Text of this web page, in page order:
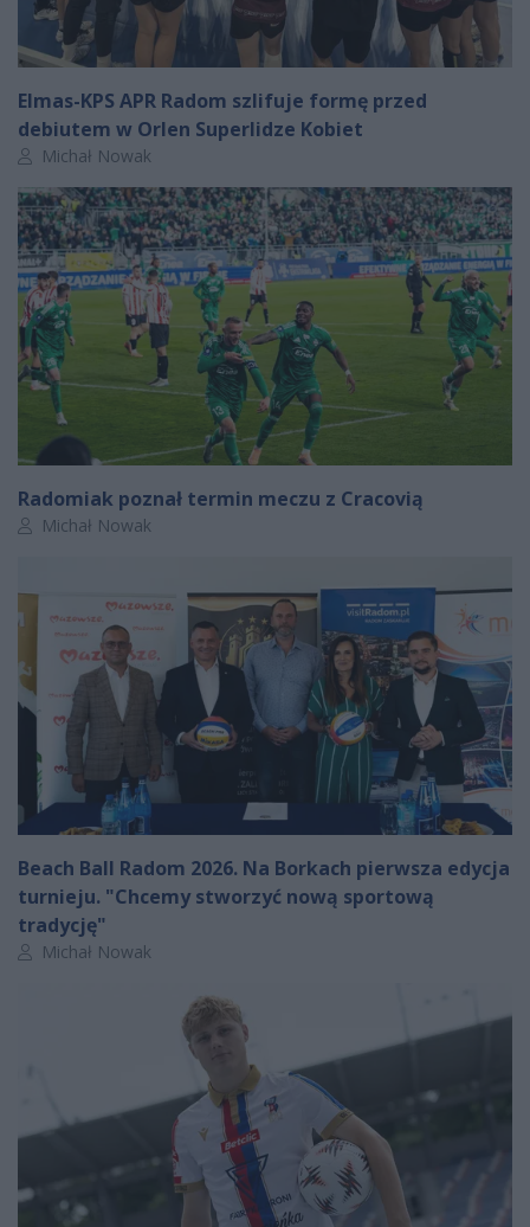
Elmas-KPS APR Radom szlifuje formę przed
debiutem w Orlen Superlidze Kobiet
Autor artykułu:
Michał Nowak
Radomiak poznał termin meczu z Cracovią
Autor artykułu:
Michał Nowak
Beach Ball Radom 2026. Na Borkach pierwsza edycja
turnieju. "Chcemy stworzyć nową sportową
tradycję"
Autor artykułu:
Michał Nowak